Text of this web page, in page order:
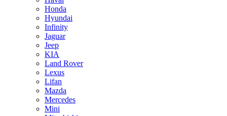
Honda
Hyundai
Infinity
Jaguar
Jeep
KIA
Land Rover
Lexus
Lifan
Mazda
Mercedes
Mini